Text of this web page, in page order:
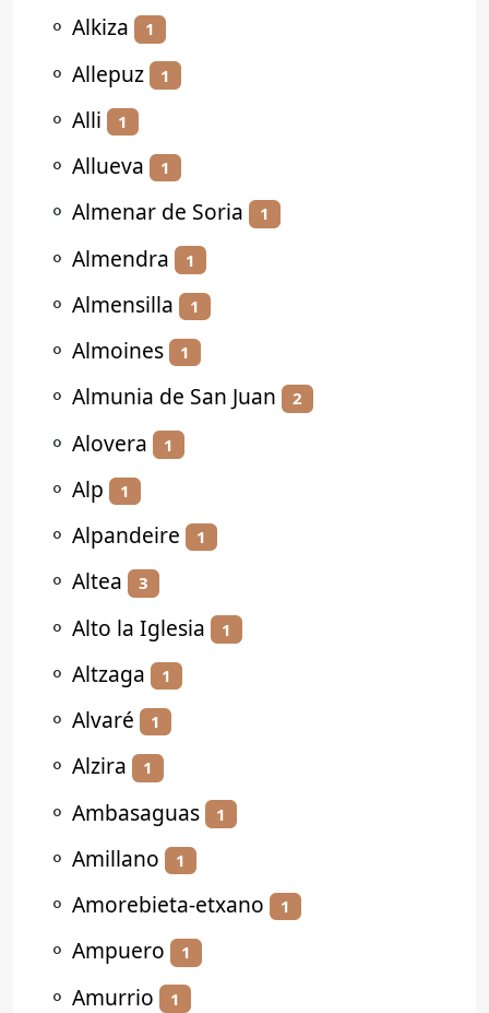
⚬ Alkiza 1
⚬ Allepuz 1
⚬ Alli 1
⚬ Allueva 1
⚬ Almenar de Soria 1
⚬ Almendra 1
⚬ Almensilla 1
⚬ Almoines 1
⚬ Almunia de San Juan 2
⚬ Alovera 1
⚬ Alp 1
⚬ Alpandeire 1
⚬ Altea 3
⚬ Alto la Iglesia 1
⚬ Altzaga 1
⚬ Alvaré 1
⚬ Alzira 1
⚬ Ambasaguas 1
⚬ Amillano 1
⚬ Amorebieta-etxano 1
⚬ Ampuero 1
⚬ Amurrio 1